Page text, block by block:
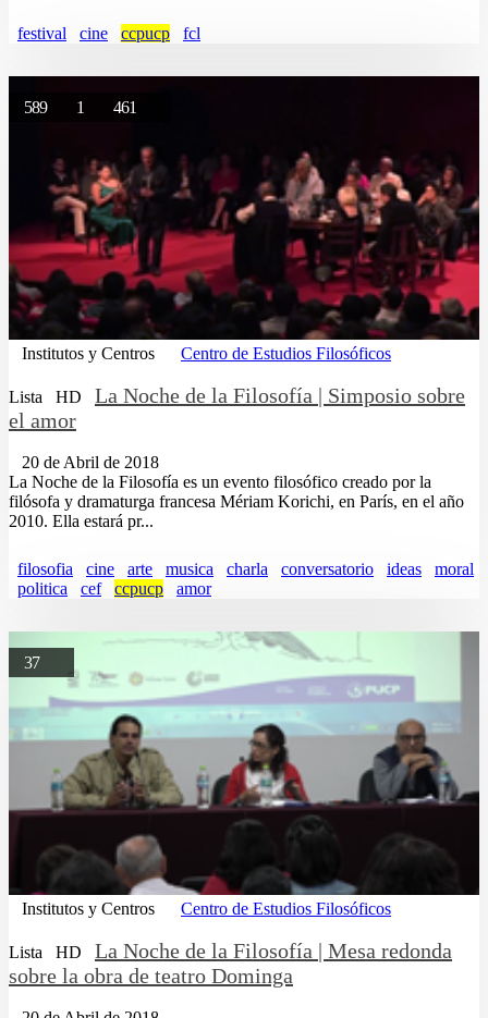
festival cine ccpucp fcl
589 1 461
Institutos y Centros Centro de Estudios Filosóficos
Lista HD
La Noche de la Filosofía | Simposio sobre
el amor
20 de Abril de 2018
La Noche de la Filosofía es un evento filosófico creado por la
filósofa y dramaturga francesa Mériam Korichi, en París, en el año
2010. Ella estará pr...
filosofia cine arte musica charla conversatorio ideas
moral
politica
cef ccpucp amor
37
Institutos y Centros Centro de Estudios Filosóficos
Lista HD
La Noche de la Filosofía | Mesa redonda
sobre la obra de teatro Dominga